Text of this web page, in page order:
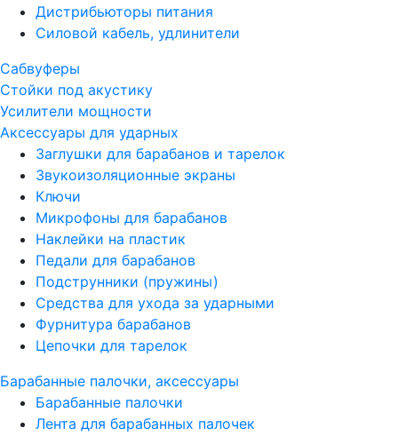
Дистрибьюторы питания
Силовой кабель, удлинители
Сабвуферы
Стойки под акустику
Усилители мощности
Аксессуары для ударных
Заглушки для барабанов и тарелок
Звукоизоляционные экраны
Ключи
Микрофоны для барабанов
Наклейки на пластик
Педали для барабанов
Подструнники (пружины)
Средства для ухода за ударными
Фурнитура барабанов
Цепочки для тарелок
Барабанные палочки, аксессуары
Барабанные палочки
Лента для барабанных палочек